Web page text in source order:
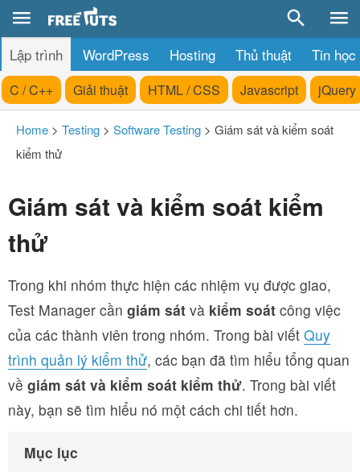
Lập trình WordPress Hosting Thủ thuật Tin học
C / C++ Giải thuật HTML / CSS Javascript jQuery
Home > Testing > Software Testing > Giám sát và kiểm soát
kiểm thử
Giám sát và kiểm soát kiểm
thử
Trong khi nhóm thực hiện các nhiệm vụ được giao,
Test Manager cần giám sát và kiểm soát công việc
của các thành viên trong nhóm. Trong bài viết Quy
trình quản lý kiểm thử, các bạn đã tìm hiểu tổng quan
về giám sát và kiểm soát kiểm thử. Trong bài viết
này, bạn sẽ tìm hiểu nó một cách chi tiết hơn.
Mục lục